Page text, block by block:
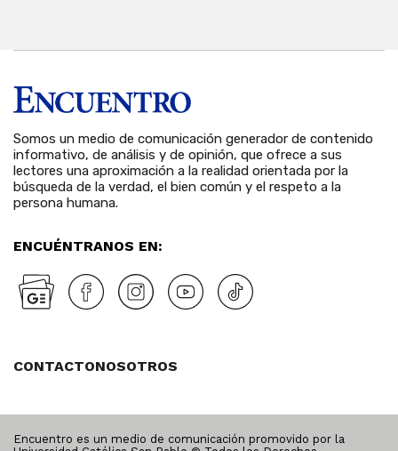
Somos un medio de comunicación generador de contenido
informativo, de análisis y de opinión, que ofrece a sus
lectores una aproximación a la realidad orientada por la
búsqueda de la verdad, el bien común y el respeto a la
persona humana.
ENCUÉNTRANOS EN:
CONTACTONOSOTROS
Encuentro es un medio de comunicación promovido por la